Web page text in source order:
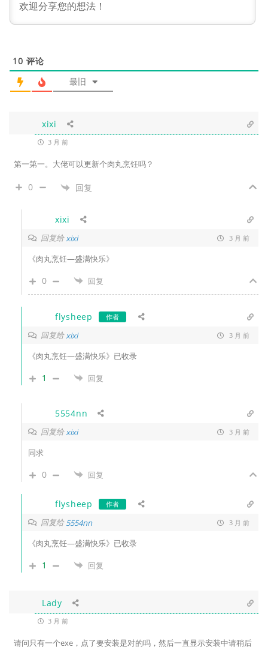
10 评论
最旧
xixi
3 月 前
第一第一。大佬可以更新个肉丸烹饪吗？
0 回复
xixi
回复给xixi 3 月 前
《肉丸烹饪—盛满快乐》
0 回复
flysheep 作者
回复给xixi 3 月 前
《肉丸烹饪—盛满快乐》已收录
1 回复
5554nn
回复给xixi 3 月 前
同求
0 回复
flysheep 作者
回复给5554nn 3 月 前
《肉丸烹饪—盛满快乐》已收录
1 回复
Lady
3 月 前
请问只有一个exe，点了要安装是对的吗，然后一直显示安装中请稍后